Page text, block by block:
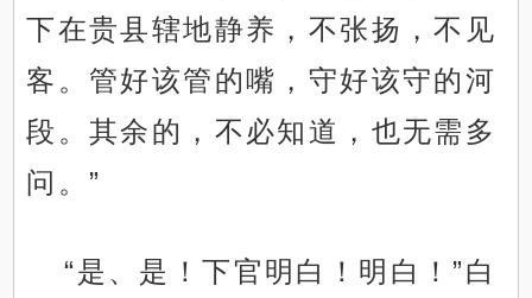
下在贵县辖地静养，不张扬，不见
客。管好该管的嘴，守好该守的河
段。其余的，不必知道，也无需多
问。”
“是、是！下官明白！明白！”白